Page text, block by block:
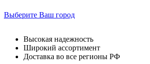
Выберите Ваш город
Высокая надежность
Широкий ассортимент
Доставка во все регионы РФ